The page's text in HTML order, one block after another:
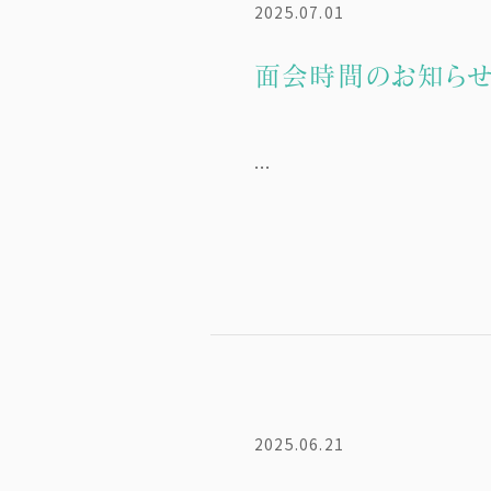
2025.07.01
面会時間のお知ら
...
2025.06.21